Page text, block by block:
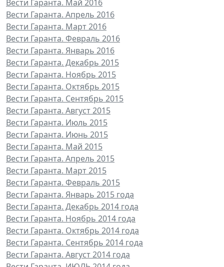
Вести Гаранта. Май 2016
Вести Гаранта. Апрель 2016
Вести Гаранта. Март 2016
Вести Гаранта. Февраль 2016
Вести Гаранта. Январь 2016
Вести Гаранта. Декабрь 2015
Вести Гаранта. Ноябрь 2015
Вести Гаранта. Октябрь 2015
Вести Гаранта. Сентябрь 2015
Вести Гаранта. Август 2015
Вести Гаранта. Июль 2015
Вести Гаранта. Июнь 2015
Вести Гаранта. Май 2015
Вести Гаранта. Апрель 2015
Вести Гаранта. Март 2015
Вести Гаранта. Февраль 2015
Вести Гаранта. Январь 2015 года
Вести Гаранта. Декабрь 2014 года
Вести Гаранта. Ноябрь 2014 года
Вести Гаранта. Октябрь 2014 года
Вести Гаранта. Сентябрь 2014 года
Вести Гаранта. Август 2014 года